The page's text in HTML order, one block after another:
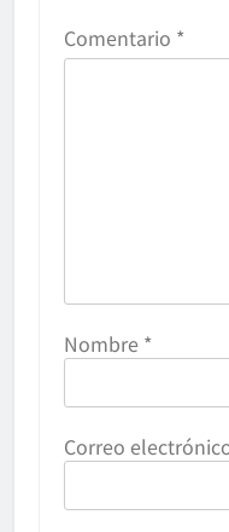
Comentario *
Nombre *
Correo